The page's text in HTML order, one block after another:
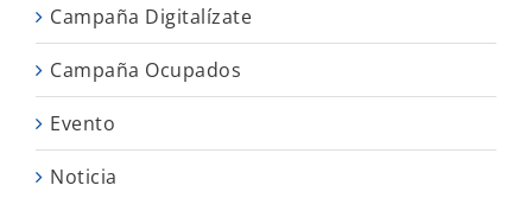
Campaña Digitalízate
Campaña Ocupados
Evento
Noticia